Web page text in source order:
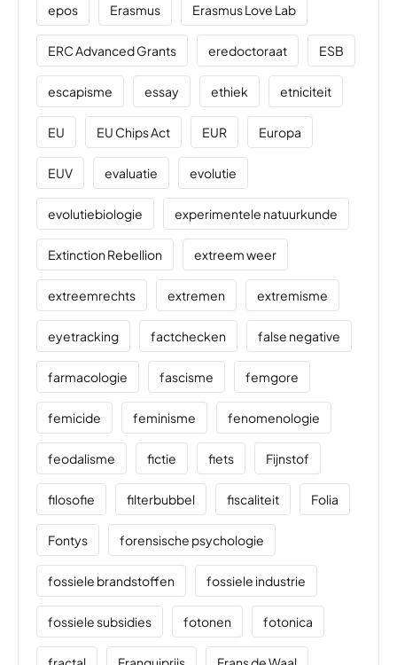
epos Erasmus Erasmus Love Lab
ERC Advanced Grants eredoctoraat ESB
escapisme essay ethiek etniciteit
EU EU Chips Act EUR Europa
EUV evaluatie evolutie
evolutiebiologie experimentele natuurkunde
Extinction Rebellion extreem weer
extreemrechts extremen extremisme
eyetracking factchecken false negative
farmacologie fascisme femgore
femicide feminisme fenomenologie
feodalisme fictie fiets Fijnstof
filosofie filterbubbel fiscaliteit Folia
Fontys forensische psychologie
fossiele brandstoffen fossiele industrie
fossiele subsidies fotonen fotonica